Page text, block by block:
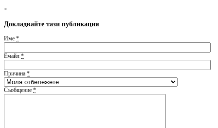
×
Докладвайте тази публикация
Име *
Емайл *
Причина *
Съобщение *